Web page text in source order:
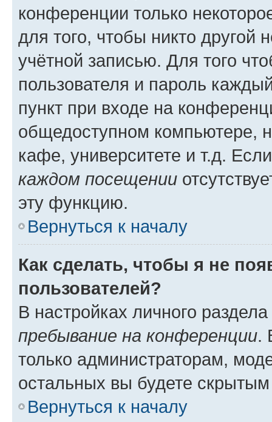
конференции только
для того, чтобы никто другой
учётной записью. Для того
пользователя и пароль
пункт при входе на
общедоступном компьютере,
кафе, университете и т.д.
каждом посещении
эту функцию.
Вернуться к началу
Как сделать, чтобы я не
пользователей?
В настройках личного
пребывание на конференции.
только администраторам,
остальных вы будете
Вернуться к началу